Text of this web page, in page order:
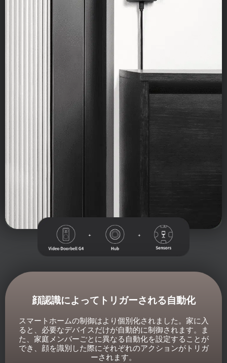
顔認識によってトリガーされる自動化
スマートホームの制御はより個別化されました。家に入
ると、必要なデバイスだけが自動的に制御されます。ま
た、家庭メンバーごとに異なる自動化を設定することが
でき、顔を識別した際にそれぞれのアクションがトリガ
ーされます。